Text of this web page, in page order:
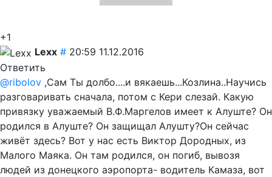
+1
Lexx # 20:59 11.12.2016
Ответить
@ribolov ,Сам Ты долбо....и вякаешь...Козлина..Научись
разговаривать сначала, потом с Кери слезай. Какую
привязку уважаемый В.Ф.Маргелов имеет к Алуште? Он
родился в Алуште? Он защищал Алушту?Он сейчас
живёт здесь? Вот у нас есть Виктор Дородных, из
Малого Маяка. Он там родился, он погиб, вывозя
людей из донецкого аэропорта- водитель Камаза, вот